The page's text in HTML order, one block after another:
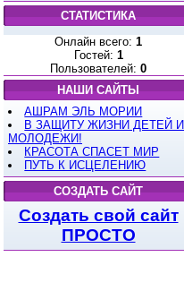
СТАТИСТИКА
Онлайн всего: 1
Гостей: 1
Пользователей: 0
НАШИ САЙТЫ
АШРАМ ЭЛЬ МОРИИ
В ЗАЩИТУ ЖИЗНИ ДЕТЕЙ И
МОЛОДЕЖИ!
КРАСОТА СПАСЕТ МИР
ПУТЬ К ИСЦЕЛЕНИЮ
СОЗДАТЬ САЙТ
Создать свой сайт
ПРОСТО